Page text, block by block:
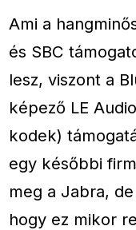
Ami a
és SBC
lesz, viszont a
képező LE
kodek)
egy későbbi
meg a Jabra,
hogy ez mikor